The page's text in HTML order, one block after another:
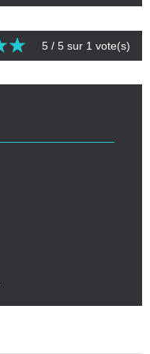
5 / 5 sur 1 vote(s)